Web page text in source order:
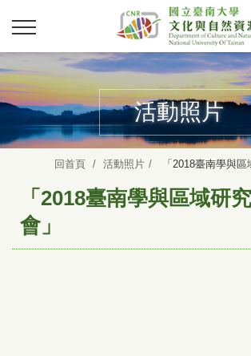
活動照片
回首頁 活動照片 「2018臺南學與區
「2018臺南學與區域研
會」